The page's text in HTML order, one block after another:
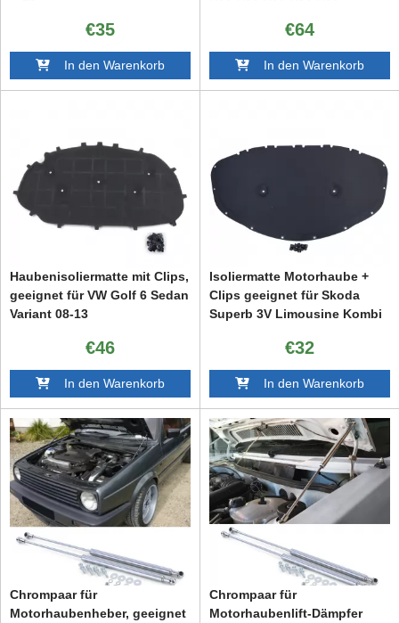
€35
In den Warenkorb
€64
In den Warenkorb
Haubenisoliermatte mit Clips,
geeignet für VW Golf 6 Sedan
Variant 08-13
€46
In den Warenkorb
Isoliermatte Motorhaube +
Clips geeignet für Skoda
Superb 3V Limousine Kombi
€32
In den Warenkorb
Chrompaar für
Motorhaubenheber, geeignet
Chrompaar für
Motorhaubenlift-Dämpfer